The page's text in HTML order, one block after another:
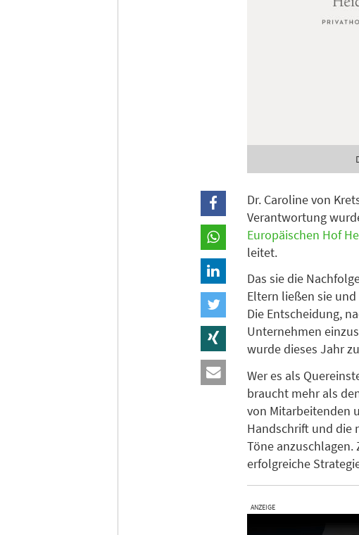
Dr. Caroline von
Verantwortung
Europäischen Hof
leitet.
Das sie die
Eltern ließen sie
Die Entscheidung,
Unternehmen
wurde dieses Jahr
Wer es als
braucht mehr als
von Mitarbeitenden
Handschrift und die
Töne
erfolgreiche
ANZEIGE